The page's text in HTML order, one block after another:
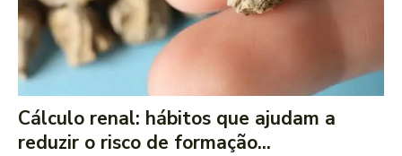
Cálculo renal: hábitos que ajudam a
reduzir o risco de formação...